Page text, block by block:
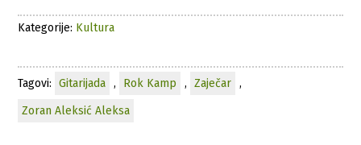
Kategorije: Kultura
Tagovi: Gitarijada , Rok Kamp , Zaječar
,
Zoran Aleksić Aleksa